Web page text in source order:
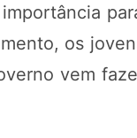
os
vem